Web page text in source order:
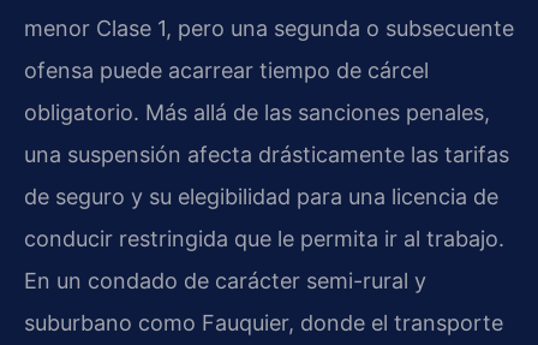
menor Clase 1, pero una segunda o subsecuente
ofensa puede acarrear tiempo de cárcel
obligatorio. Más allá de las sanciones penales,
una suspensión afecta drásticamente las tarifas
de seguro y su elegibilidad para una licencia de
conducir restringida que le permita ir al trabajo.
En un condado de carácter semi-rural y
suburbano como Fauquier, donde el transporte